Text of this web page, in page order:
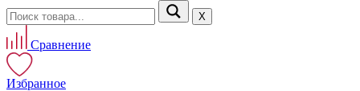
Х
Сравнение
Избранное